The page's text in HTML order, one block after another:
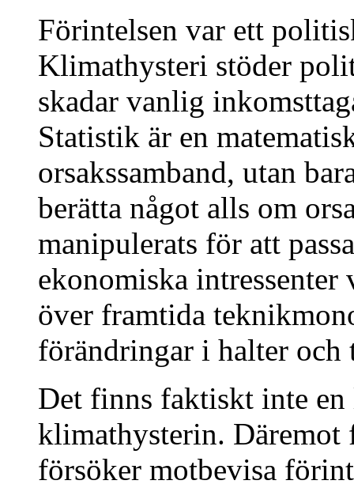
Förintelsen var ett
Klimathysteri stöder
skadar vanlig
Statistik är en
orsakssamband, utan
berätta något alls om
manipulerats för att
ekonomiska
över framtida
förändringar i halter och
Det finns faktiskt inte
klimathysterin. Däremot
försöker motbevisa